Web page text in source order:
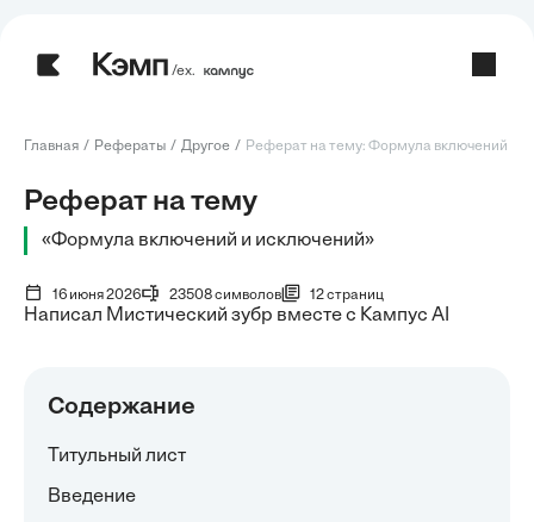
/ех.
Главная Рефераты Другое Реферат на тему: Формула включений и
Реферат на тему
«Формула включений и исключений»
16 июня 2026 23508 символов 12 страниц
Написал Мистический зубр вместе с Кампус AI
Содержание
Титульный лист
Введение